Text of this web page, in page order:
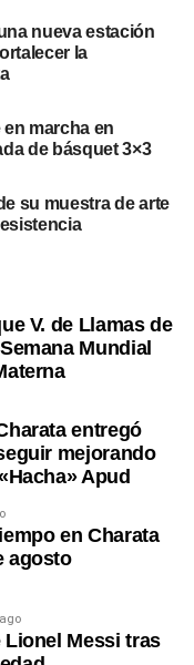
nueva estación
la
marcha en
de básquet 3×3
su muestra de arte
V. de Llamas de
Mundial
entregó
mejorando
Apud
en Charata
agosto
Lionel Messi tras